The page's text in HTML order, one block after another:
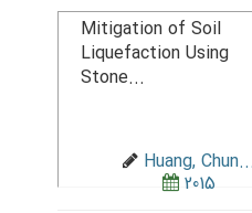
Mitigation of Soil
Liquefaction Using
Stone...
Huang,
2015